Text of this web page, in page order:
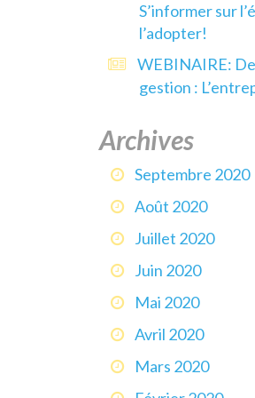
S’informer sur
l’adopter!
WEBINAIRE:
gestion :
Archives
Septembre 2020
Août 2020
Juillet 2020
Juin 2020
Mai 2020
Avril 2020
Mars 2020